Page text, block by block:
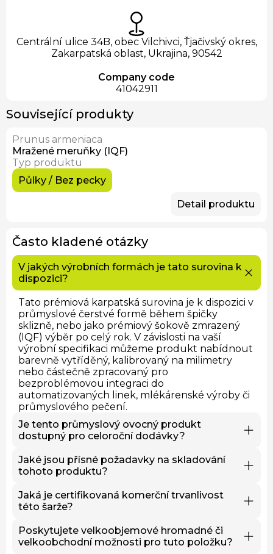
Centrální ulice 34B, obec Vilchivci, Ťjačivský okres,
Zakarpatská oblast, Ukrajina, 90542
Company code
41042911
Související produkty
Skladem
Prunus armeniaca
Mražené meruňky (IQF)
Typ produktu
Půlky / Bez pecky
Detail produktu
Často kladené otázky
V jakých výrobních formách je tato surovina k
dispozici?
Tato prémiová karpatská surovina je k dispozici v
průmyslové čerstvé formě během špičky
sklizně, nebo jako prémiový šokově zmrazený
(IQF) výběr po celý rok. V závislosti na vaší
výrobní specifikaci můžeme produkt nabídnout
barevně vytříděný, kalibrovaný na milimetry
nebo částečně zpracovaný pro
bezproblémovou integraci do
automatizovaných linek, mlékárenské výroby či
průmyslového pečení.
Je tento průmyslový ovocný produkt
dostupný pro celoroční dodávky?
Ano. Zatímco čerstvé, nezmrazené šarže jsou
striktně vázány na náš sezónní kalendář sklizně,
naše IQF ovocné produkty jsou zpracovávány v
optimální nutriční zralosti a uchovávány v
mrazírenských skladech. Toto pokročilé
uchování nám umožňuje garantovat našim B2B
365 dní v roce, bez ohledu na aktuální roční
období.
Jaké jsou přísné požadavky na skladování
tohoto produktu?
Pro zachování buněčné struktury, chuťového
profilu a celkové bezpečnosti potravin je nutné
striktně dodržovat chladírenský řetězec.
Čerstvé objednávky vyžadují okamžité chlazení
s řízenou vlhkostí a rychlé zpracování. Naše IQF
mražené produkty musí být udržovány trvale
Jaká je certifikovaná komerční trvanlivost
této šarže?
Komerční trvanlivost závisí zcela na formě
produktu. Čerstvě sklizené šarže podléhají
rychlé zkáze a vyžadují okamžité zpracování
Poskytujete velkoobjemové hromadné či
velkoobchodní možnosti pro tuto položku?